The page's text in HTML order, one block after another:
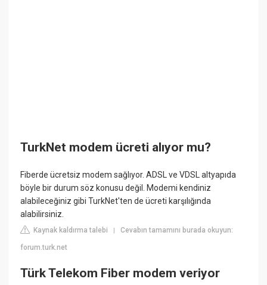
TurkNet modem ücreti alıyor mu?
Fiberde ücretsiz modem sağlıyor. ADSL ve VDSL altyapıda
böyle bir durum söz konusu değil. Modemi kendiniz
alabileceğiniz gibi TurkNet'ten de ücreti karşılığında
alabilirsiniz.
Kaynak kaldırma talebi |Cevabın tamamını burada okuyun:
forum.turk.net
Türk Telekom Fiber modem veriyor